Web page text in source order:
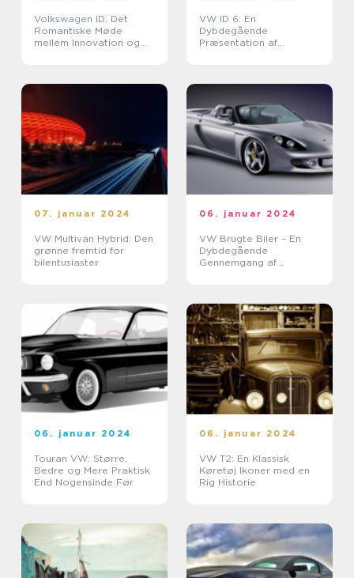
Volkswagen ID: Det
Romantiske Møde
mellem Innovation og
VW ID 6: En
Dybdegående
Præsentation af
07. januar 2024
VW Multivan Hybrid: Den
grønne fremtid for
bilentusiaster
06. januar 2024
VW Brugte Biler – En
Dybdegående
Gennemgang af
06. januar 2024
Touran VW: Større,
Bedre og Mere Praktisk
End Nogensinde Før
06. januar 2024
VW T2: En Klassisk
Køretøj Ikoner med en
Rig Historie